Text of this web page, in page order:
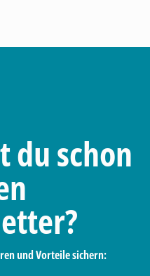
du schon
und Vorteile sichern: